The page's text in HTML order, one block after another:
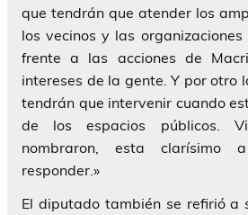
que tendrán que atender los
los vecinos y las
frente a las acciones de
intereses de la gente. Y por otro
tendrán que intervenir cuando
de los espacios públicos.
nombraron, esta clarísimo
responder.»
El diputado también se refirió a